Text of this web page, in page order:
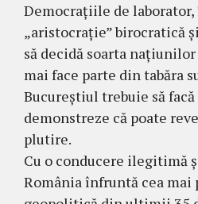
Democrațiile de laborator,
„aristocrație” birocratică
să decidă soarta națiunilor
mai face parte din tabăra
Bucureștiul trebuie să
demonstreze că poate
plutire.
Cu o conducere ilegitimă
România înfruntă cea